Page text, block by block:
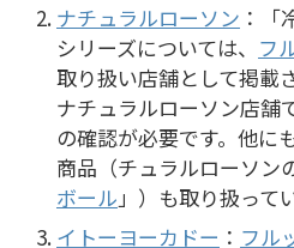
ナチュラルローソン ：「
シリーズについては、 フ
取り扱い店舗として掲載
ナチュラルローソン店舗
の確認が必要です。他に
商品（チュラルローソン
ボール 」）も取り扱って
イトーヨーカドー ： フル